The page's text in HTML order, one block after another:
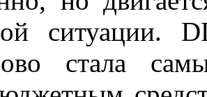
ситуации.
стала